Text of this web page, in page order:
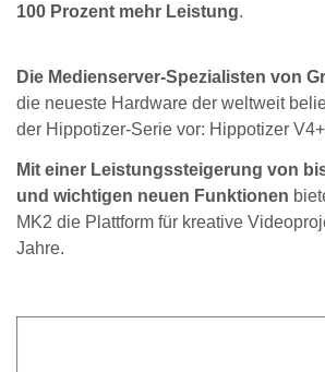
100 Prozent mehr Leistung.
Die Medienserver-Spezialisten von
die neueste Hardware der weltweit
der Hippotizer-Serie vor: Hippotizer
Mit einer Leistungssteigerung von
und wichtigen neuen Funktionen
MK2 die Plattform für kreative
Jahre.